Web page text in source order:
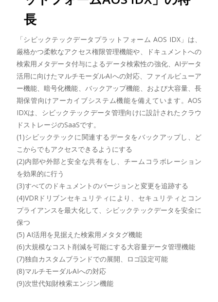
長
「シビックテックデータプラットフォーム AOS IDX」は、
厳格かつ柔軟なアクセス権限管理機能や、ドキュメントへの
検索用メタデータ付与によるデータ検索性の強化、AIデータ
活用に向けたマルチモーダルAIへの対応、ファイルビューア
ー機能、暗号化機能、バックアップ機能、および大容量、長
期保管向けアーカイブシステム機能を備えています。AOS
IDXは、シビックテックデータ管理向けに設計されたクラウ
ドストレージのSaaSです。
(1)シビックテックに関連するデータをバックアップし、ど
こからでもアクセスできるようにする
(2)内部や外部と安全な共有をし、チームコラボレーション
を効果的に行う
(3)すべてのドキュメントのバージョンと変更を追跡する
(4)VDRドリブンセキュリティにより、セキュリティとコン
プライアンスを最大化して、シビックテックデータを安全に
保つ
(5) AI活用を見据えた検索用メタタグ機能
(6)大規模なコスト削減を可能にする大容量データ管理機能
(7)独自カスタムブランドでの展開、ロゴ設定可能
(8)マルチモーダルAIへの対応
(9)次世代知財検索エンジン機能